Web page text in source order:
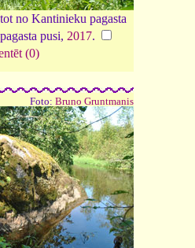
no Kantinieku pagasta
pusi, 2017.
(0)
Foto: Bruno Gruntmanis